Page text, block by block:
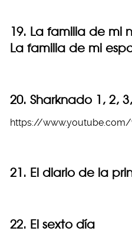
19. La familia de mi
La familia de mi
20. Sharknado 1, 2,
https://www.youtube.com/
21. El diario de la
22. El sexto día